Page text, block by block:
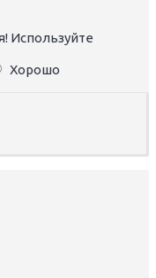
Используйте
Хорошо